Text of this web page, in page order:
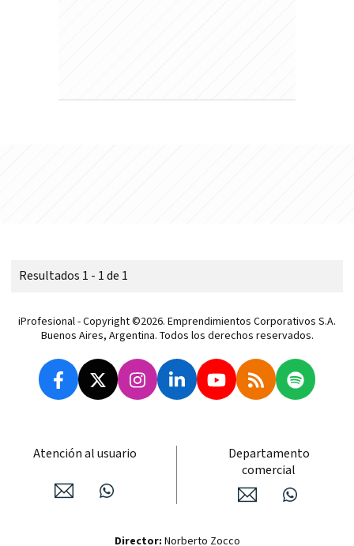
Resultados 1 - 1 de 1
iProfesional - Copyright ©2026. Emprendimientos Corporativos S.A.
Buenos Aires, Argentina. Todos los derechos reservados.
Atención al usuario
Departamento
comercial
Director: Norberto Zocco